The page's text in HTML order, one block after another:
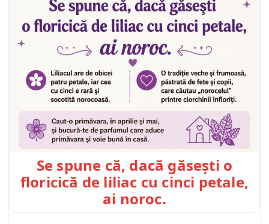
Se spune că, dacă găsești o
floricică de liliac cu cinci petale,
ai noroc.